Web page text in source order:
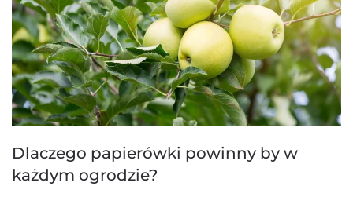
Dlaczego papierówki powinny by w
każdym ogrodzie?